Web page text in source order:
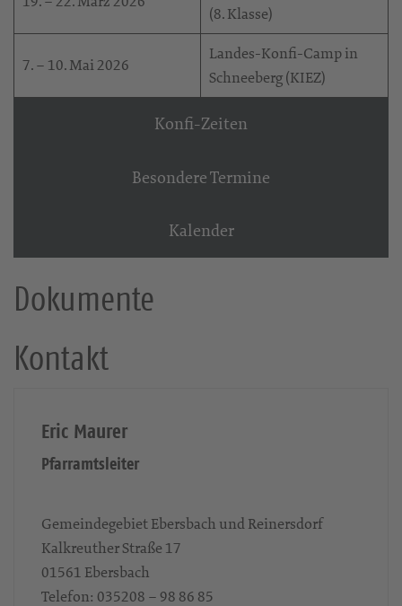
(8. Klasse)
7. – 10. Mai 2026
Landes-Konfi-Camp in
Schneeberg (KIEZ)
Konfi-Zeiten
Besondere Termine
Kalender
Dokumente
Kontakt
Eric Maurer
Pfarramtsleiter
Gemeindegebiet Ebersbach und Reinersdorf
Kalkreuther Straße 17
01561 Ebersbach
Telefon: 035208 – 98 86 85